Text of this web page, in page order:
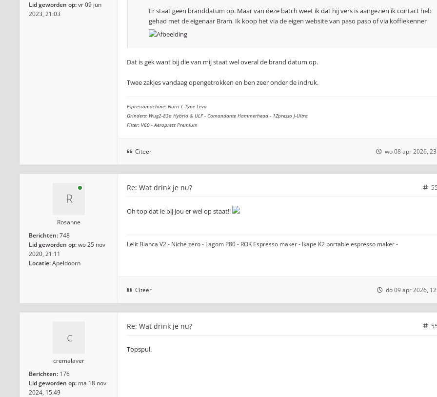
Lid geworden op:vr 09 jun
2023, 21:03
Er staat geen branddatum op. Maar van deze batch weet ik dat hij vers is aangezien ik contact heb
gehad met de eigenaar Bram. Ik koop het via de eigen website van paso paso of via koffiekenner
Dat is gek want bij die van mij staat wel overal de brand datum op.
Twee zakjes vandaag opengetrokken en ben zeer onder de indruk.
Espressomachine: Nurri L-Type Leva
Grinders: Wug2-83a Hybrid & ULF - Comandante Hammerhead - 1Zpresso J-Ultra
Filter: V60 - Aeropress Premium
Citeer wo 08 apr 2026,
Rosanne
Berichten:748
Lid geworden op:wo 25 nov
2020, 21:11
Locatie:Apeldoorn
Re: Wat drink je nu?
Oh top dat ie bij jou er wel op staat!!
Lelit Bianca V2 - Niche zero - Lagom P80 - ROK Espresso maker - Ikape K2 portable espresso maker -
Citeer do 09 apr 2026,
cremalaver
Berichten: 176
Lid geworden op: ma 18 nov
2024, 15:49
Re: Wat drink je nu?
Topspul.